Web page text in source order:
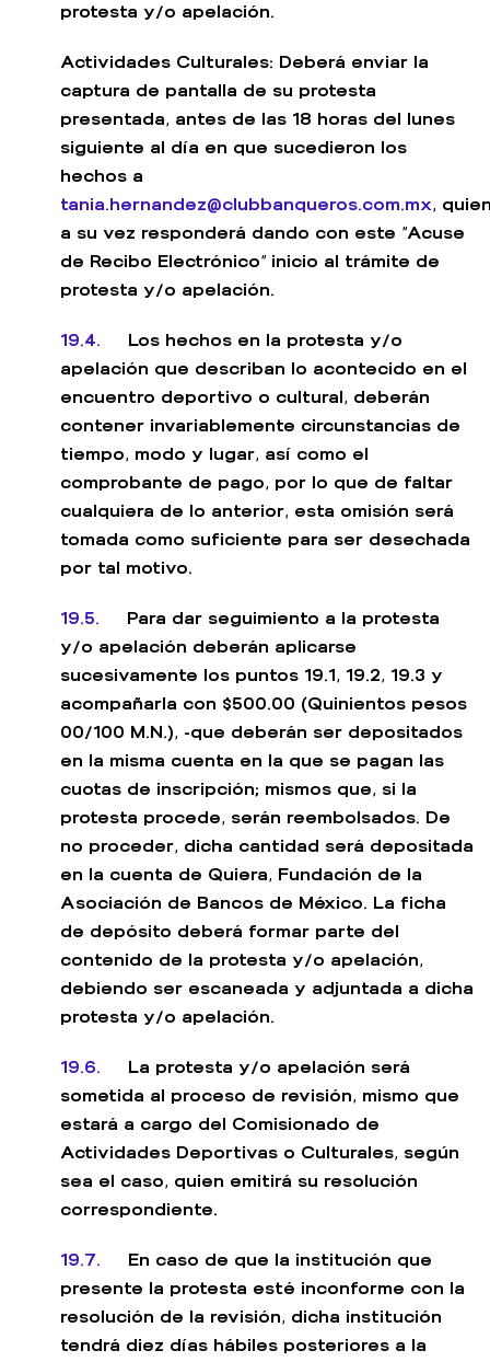
protesta y/o apelación.
Actividades Culturales: Deberá enviar la
captura de pantalla de su protesta
presentada, antes de las 18 horas del lunes
siguiente al día en que sucedieron los
hechos a
tania.hernandez@clubbanqueros.com.mx,
a su vez responderá dando con este “Acuse
de Recibo Electrónico” inicio al trámite de
protesta y/o apelación.
19.4. Los hechos en la protesta y/o
apelación que describan lo acontecido en el
encuentro deportivo o cultural, deberán
contener invariablemente circunstancias de
tiempo, modo y lugar, así como el
comprobante de pago, por lo que de faltar
cualquiera de lo anterior, esta omisión será
tomada como suficiente para ser desechada
por tal motivo.
19.5. Para dar seguimiento a la protesta
y/o apelación deberán aplicarse
sucesivamente los puntos 19.1, 19.2, 19.3 y
acompañarla con $500.00 (Quinientos pesos
00/100 M.N.), -que deberán ser depositados
en la misma cuenta en la que se pagan las
cuotas de inscripción; mismos que, si la
protesta procede, serán reembolsados. De
no proceder, dicha cantidad será depositada
en la cuenta de Quiera, Fundación de la
Asociación de Bancos de México. La ficha
de depósito deberá formar parte del
contenido de la protesta y/o apelación,
debiendo ser escaneada y adjuntada a dicha
protesta y/o apelación.
19.6. La protesta y/o apelación será
sometida al proceso de revisión, mismo que
estará a cargo del Comisionado de
Actividades Deportivas o Culturales, según
sea el caso, quien emitirá su resolución
correspondiente.
19.7. En caso de que la institución que
presente la protesta esté inconforme con la
resolución de la revisión, dicha institución
tendrá diez días hábiles posteriores a la